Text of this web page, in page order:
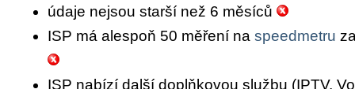
údaje nejsou starší než 6 měsíců
ISP má alespoň 50 měření na speedmetru
ISP nabízí další doplňkovou službu (IPTV,